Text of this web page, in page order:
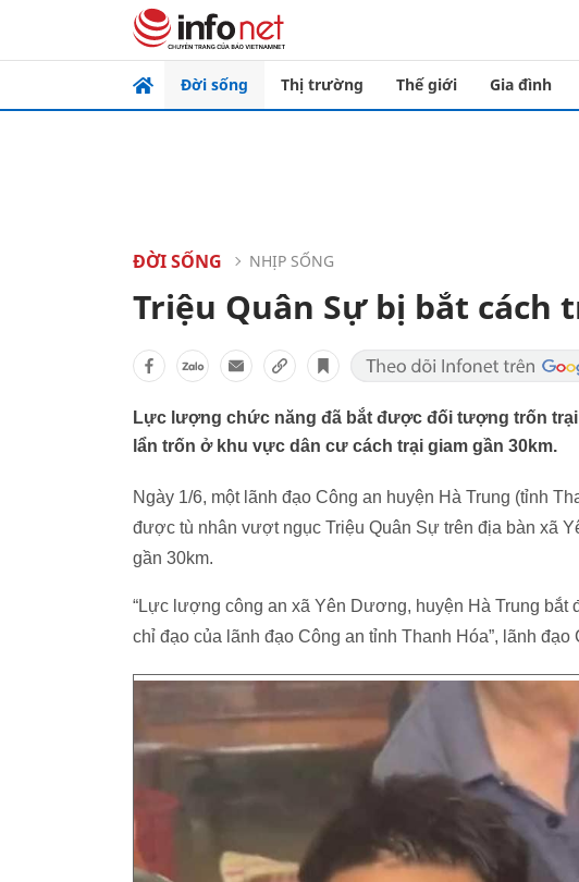
Đời sống Thị trường Thế giới Gia đình
ĐỜI SỐNG NHỊP SỐNG
Triệu Quân Sự bị bắt cách
Lực lượng chức năng đã bắt được đối tượng trốn
lẩn trốn ở khu vực dân cư cách trại giam gần 30km.
Ngày 1/6, một lãnh đạo Công an huyện Hà Trung (tỉnh
được tù nhân vượt ngục Triệu Quân Sự trên địa bàn xã
gần 30km.
“Lực lượng công an xã Yên Dương, huyện Hà Trung bắt
chỉ đạo của lãnh đạo Công an tỉnh Thanh Hóa”, lãnh